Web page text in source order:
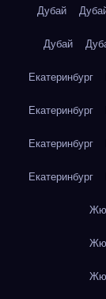
Дубай
Дубай
Екатеринбург
Екатеринбург
Екатеринбург
Екатеринбург